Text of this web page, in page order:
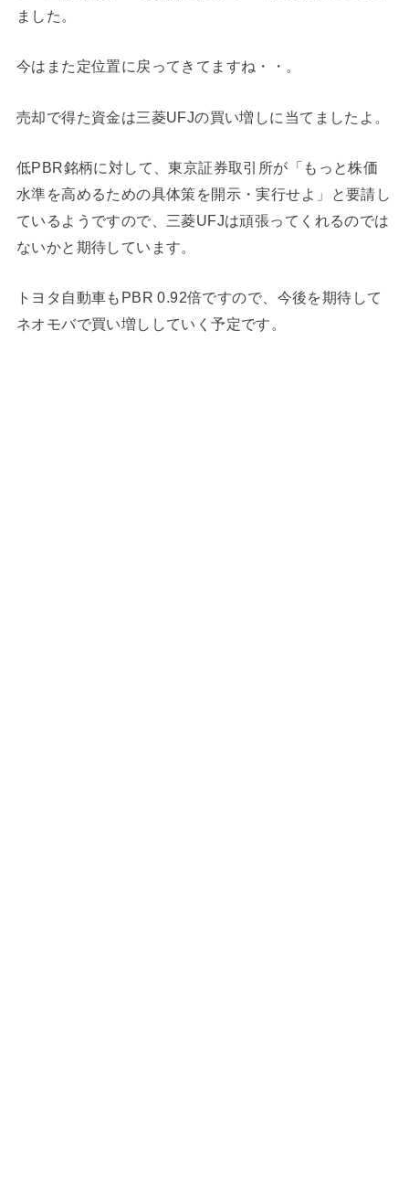
ました。
今はまた定位置に戻ってきてますね・・。
売却で得た資金は三菱UFJの買い増しに当てましたよ。
低PBR銘柄に対して、東京証券取引所が「もっと株価
水準を高めるための具体策を開示・実行せよ」と要請し
ているようですので、三菱UFJは頑張ってくれるのでは
ないかと期待しています。
トヨタ自動車もPBR 0.92倍ですので、今後を期待して
ネオモバで買い増ししていく予定です。